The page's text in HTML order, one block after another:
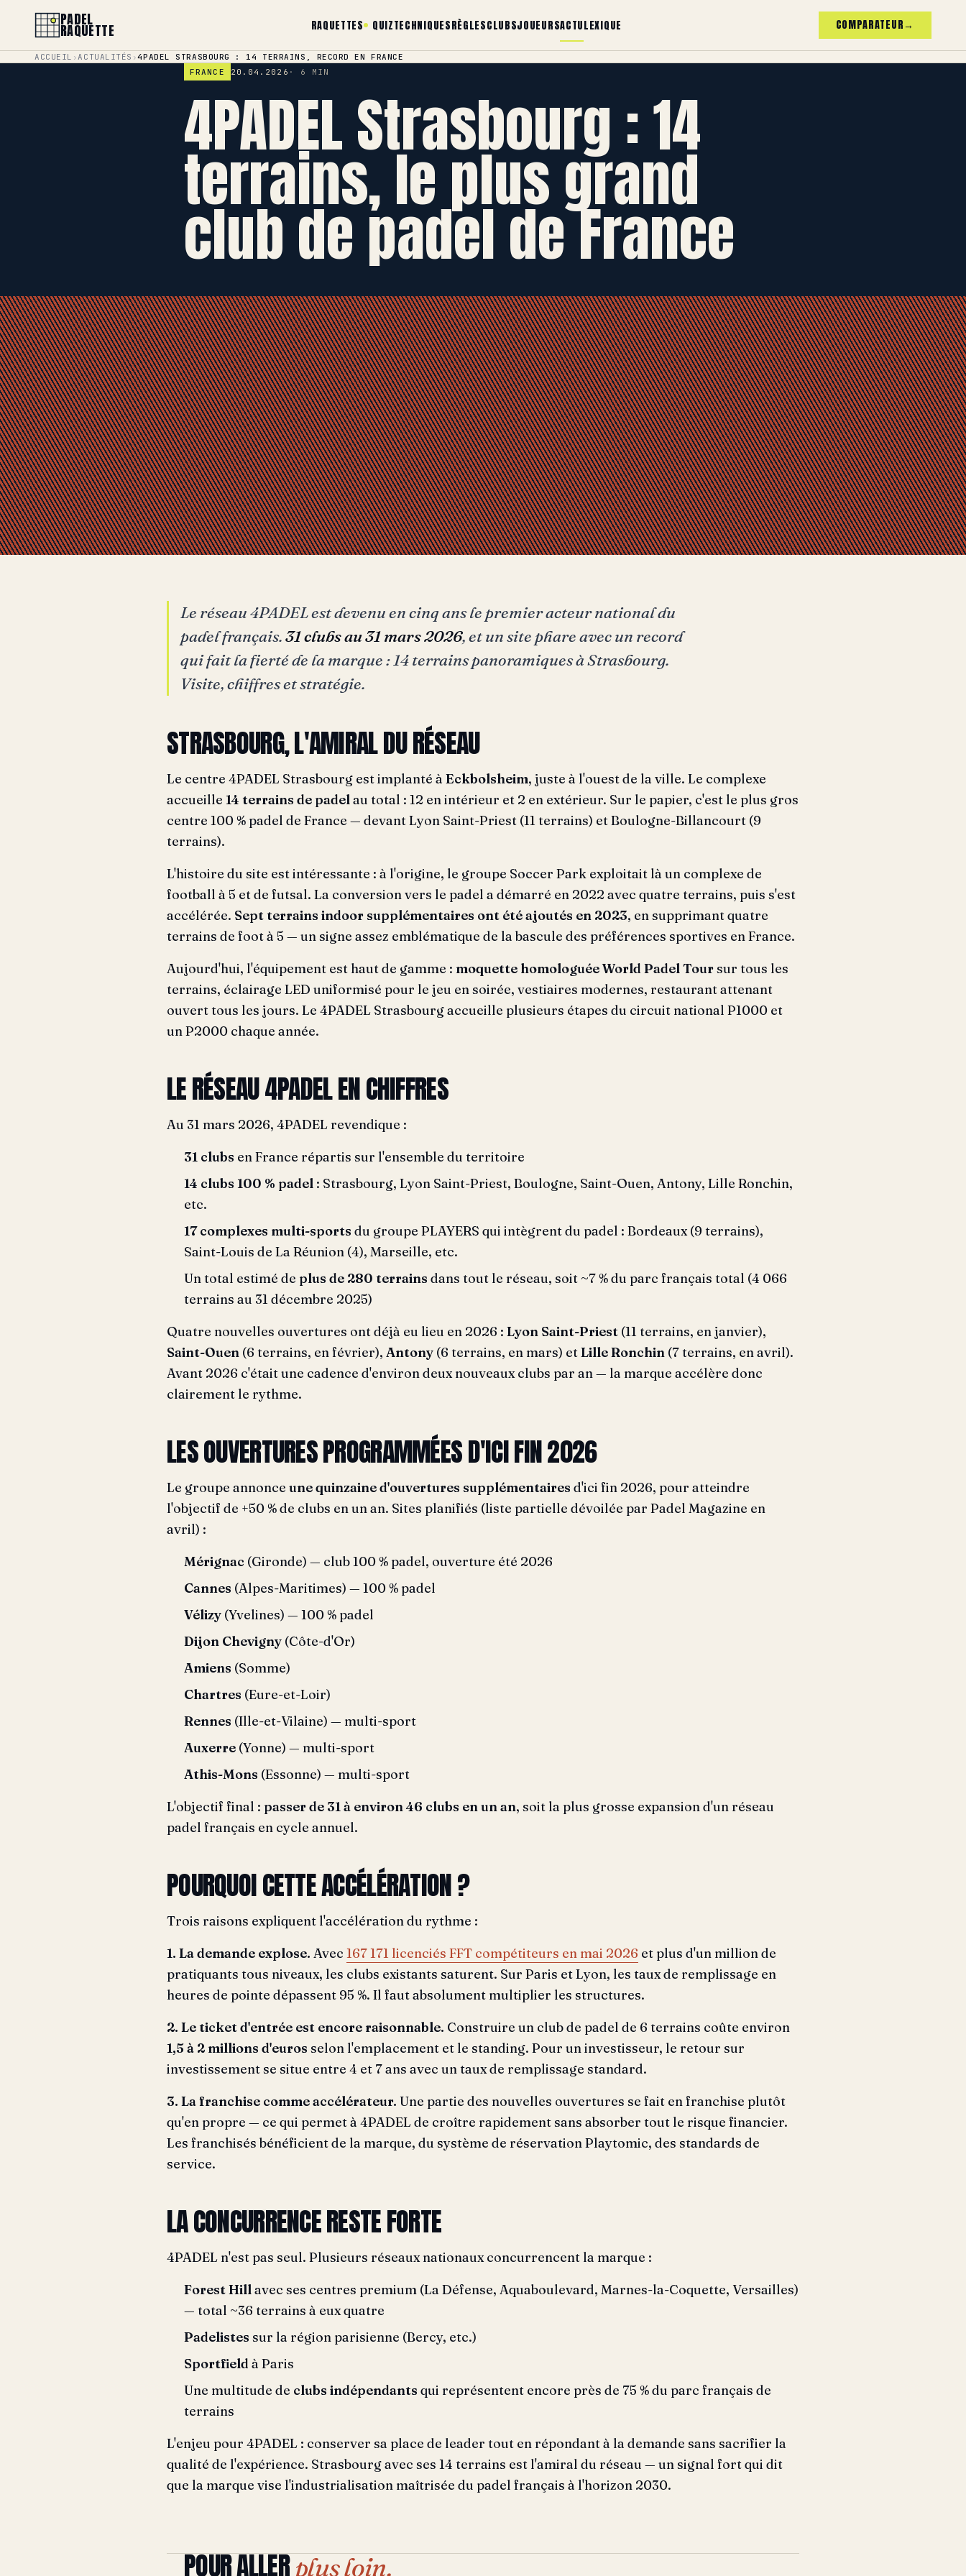
PADEL
RAQUETTE RAQUETTES QUIZTECHNIQUESRÈGLESCLUBSJOUEURSACTULEXIQUE COMPARATEUR→
ACCUEIL ›ACTUALITÉS ›4PADEL STRASBOURG : 14 TERRAINS, RECORD EN FRANCE
FRANCE
20.04.2026 6 MIN
4PADEL Strasbourg : 14
terrains, le plus grand
club de padel de France
Le réseau 4PADEL est devenu en cinq ans le premier acteur national du
padel français.31 clubs au 31 mars 2026, et un site phare avec un record
qui fait la fierté de la marque : 14 terrains panoramiques à Strasbourg.
Visite, chiffres et stratégie.
STRASBOURG, L'AMIRAL DU RÉSEAU
Le centre 4PADEL Strasbourg est implanté à Eckbolsheim, juste à l'ouest de la ville. Le complexe
accueille 14 terrains de padelau total : 12 en intérieur et 2 en extérieur. Sur le papier, c'est le plus gros
centre 100 % padel de France — devant Lyon Saint-Priest (11 terrains) et Boulogne-Billancourt (9
terrains).
L'histoire du site est intéressante : à l'origine, le groupe Soccer Park exploitait là un complexe de
football à 5 et de futsal. La conversion vers le padel a démarré en 2022 avec quatre terrains, puis s'est
accélérée. Sept terrains indoor supplémentaires ont été ajoutés en 2023, en supprimant quatre
terrains de foot à 5 — un signe assez emblématique de la bascule des préférences sportives en France.
Aujourd'hui, l'équipement est haut de gamme : moquette homologuée World Padel Toursur tous les
terrains, éclairage LED uniformisé pour le jeu en soirée, vestiaires modernes, restaurant attenant
ouvert tous les jours. Le 4PADEL Strasbourg accueille plusieurs étapes du circuit national P1000 et
un P2000 chaque année.
LE RÉSEAU 4PADEL EN CHIFFRES
Au 31 mars 2026, 4PADEL revendique :
31 clubs en France répartis sur l'ensemble du territoire
14 clubs 100 % padel : Strasbourg, Lyon Saint-Priest, Boulogne, Saint-Ouen, Antony, Lille Ronchin,
etc.
17 complexes multi-sports du groupe PLAYERS qui intègrent du padel : Bordeaux (9 terrains),
Saint-Louis de La Réunion (4), Marseille, etc.
Un total estimé de plus de 280 terrains dans tout le réseau, soit ~7 % du parc français total (4 066
terrains au 31 décembre 2025)
Quatre nouvelles ouvertures ont déjà eu lieu en 2026 : Lyon Saint-Priest (11 terrains, en janvier),
Saint-Ouen (6 terrains, en février), Antony (6 terrains, en mars) etLille Ronchin (7 terrains, en avril).
Avant 2026 c'était une cadence d'environ deux nouveaux clubs par an — la marque accélère donc
clairement le rythme.
LES OUVERTURES PROGRAMMÉES D'ICI FIN 2026
Le groupe annonce une quinzaine d'ouvertures supplémentaires d'ici fin 2026, pour atteindre
l'objectif de +50 % de clubs en un an. Sites planifiés (liste partielle dévoilée par Padel Magazine en
avril) :
Mérignac (Gironde) — club 100 % padel, ouverture été 2026
Cannes (Alpes-Maritimes) — 100 % padel
Vélizy (Yvelines) — 100 % padel
Dijon Chevigny (Côte-d'Or)
Amiens (Somme)
Chartres (Eure-et-Loir)
Rennes (Ille-et-Vilaine) — multi-sport
Auxerre (Yonne) — multi-sport
Athis-Mons (Essonne) — multi-sport
L'objectif final : passer de 31 à environ 46 clubs en un an, soit la plus grosse expansion d'un réseau
padel français en cycle annuel.
POURQUOI CETTE ACCÉLÉRATION ?
Trois raisons expliquent l'accélération du rythme :
1. La demande explose. Avec 167 171 licenciés FFT compétiteurs en mai 2026 et plus d'un million de
pratiquants tous niveaux, les clubs existants saturent. Sur Paris et Lyon, les taux de remplissage en
heures de pointe dépassent 95 %. Il faut absolument multiplier les structures.
2. Le ticket d'entrée est encore raisonnable. Construire un club de padel de 6 terrains coûte environ
1,5 à 2 millions d'euros selon l'emplacement et le standing. Pour un investisseur, le retour sur
investissement se situe entre 4 et 7 ans avec un taux de remplissage standard.
3. La franchise comme accélérateur. Une partie des nouvelles ouvertures se fait en franchise plutôt
qu'en propre — ce qui permet à 4PADEL de croître rapidement sans absorber tout le risque financier.
Les franchisés bénéficient de la marque, du système de réservation Playtomic, des standards de
service.
LA CONCURRENCE RESTE FORTE
4PADEL n'est pas seul. Plusieurs réseaux nationaux concurrencent la marque :
Forest Hillavec ses centres premium (La Défense, Aquaboulevard, Marnes-la-Coquette, Versailles)
— total ~36 terrains à eux quatre
Padelistes sur la région parisienne (Bercy, etc.)
Sportfield à Paris
Une multitude de clubs indépendants qui représentent encore près de 75 % du parc français de
terrains
L'enjeu pour 4PADEL : conserver sa place de leader tout en répondant à la demande sans sacrifier la
qualité de l'expérience. Strasbourg avec ses 14 terrains est l'amiral du réseau — un signal fort qui dit
que la marque vise l'industrialisation maîtrisée du padel français à l'horizon 2030.
POUR ALLERplus loin.